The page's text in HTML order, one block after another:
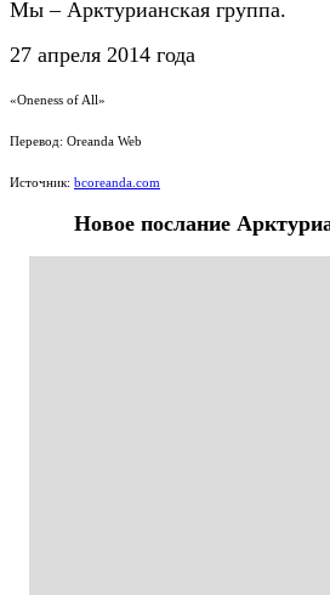
Мы – Арктурианская группа.
27 апреля 2014 года
«Oneness of All»
Перевод: Oreanda Web
Источник: bcoreanda.com
Новое послание